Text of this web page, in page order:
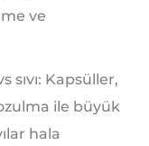
ve
sıvı: Kapsüller,
ile büyük
hala